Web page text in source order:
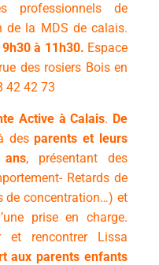
professionnels de
de la MDS de calais.
9h30 à 11h30. Espace
des rosiers Bois en
42 42 73
Active à Calais. De
des parents et leurs
,
présentant des
Retards de
de concentration…) et
prise en charge.
et rencontrer Lissa
aux parents enfants